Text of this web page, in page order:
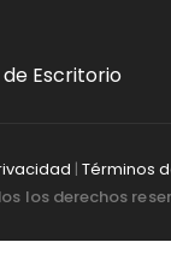
Escritorio
| Términos
los derechos